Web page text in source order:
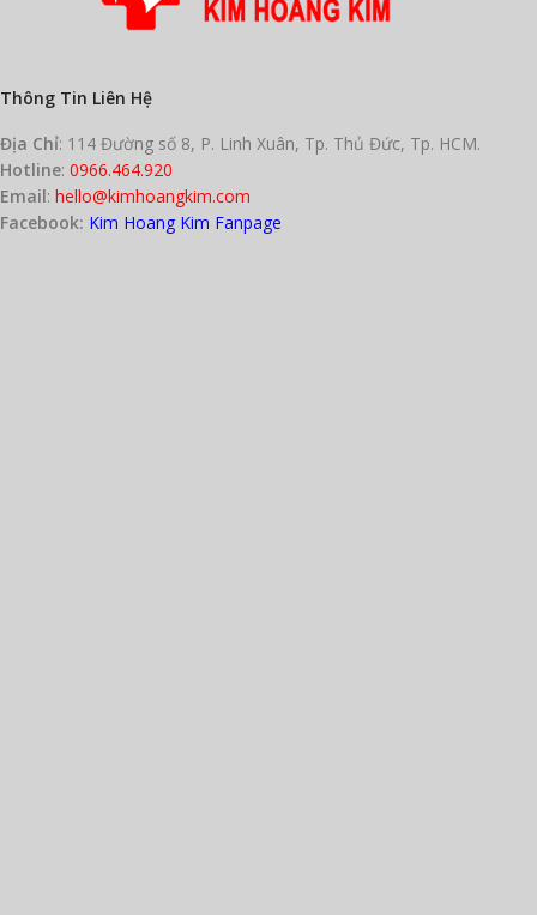
silicone nếu cần.
200ml, FR.14
PVC bằng ống thoát nước
Thông Tin Liên Hệ
Địa Chỉ: 114 Đường số 8, P. Linh Xuân, Tp. Thủ Đức, Tp. HCM.
Hotline: 0966.464.920
Email: hello@kimhoangkim.com
Facebook: Kim Hoang Kim Fanpage